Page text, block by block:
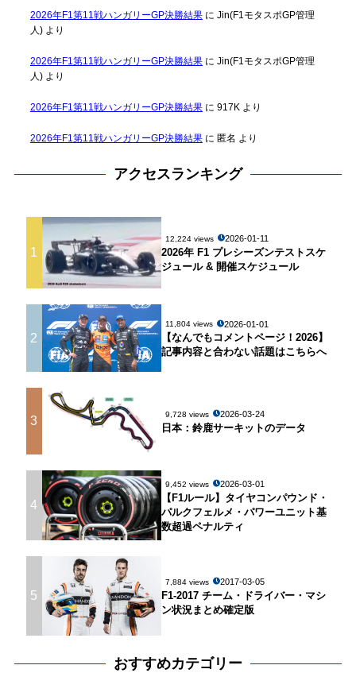
2026年F1第11戦ハンガリーGP決勝結果に Jin(F1モタスポGP管理
人)より
2026年F1第11戦ハンガリーGP決勝結果に Jin(F1モタスポGP管理
人)より
2026年F1第11戦ハンガリーGP決勝結果に 917Kより
2026年F1第11戦ハンガリーGP決勝結果に 匿名 より
アクセスランキング
1
12,224 views 2026-01-11
2026年 F1 プレシーズンテストスケ
ジュール & 開催スケジュール
2
11,804 views 2026-01-01
【なんでもコメントページ！2026】
記事内容と合わない話題はこちらへ
3 9,728 views 2026-03-24
日本：鈴鹿サーキットのデータ
4
9,452 views 2026-03-01
【F1ルール】タイヤコンパウンド・
パルクフェルメ・パワーユニット基
数超過ペナルティ
5
7,884 views 2017-03-05
F1-2017 チーム・ドライバー・マシ
ン状況まとめ確定版
おすすめカテゴリー